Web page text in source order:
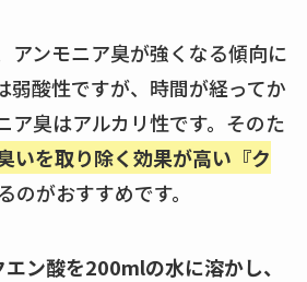
アンモニア臭が強くなる傾向に
弱酸性ですが、時間が経ってか
ア臭はアルカリ性です。そのた
いを取り除く効果が高い『ク
のがおすすめです。
ン酸を200mlの水に溶かし、